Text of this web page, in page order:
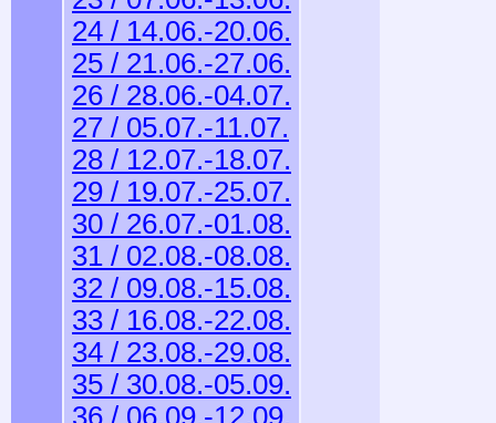
24 / 14.06.-20.06.
25 / 21.06.-27.06.
26 / 28.06.-04.07.
27 / 05.07.-11.07.
28 / 12.07.-18.07.
29 / 19.07.-25.07.
30 / 26.07.-01.08.
31 / 02.08.-08.08.
32 / 09.08.-15.08.
33 / 16.08.-22.08.
34 / 23.08.-29.08.
35 / 30.08.-05.09.
36 / 06.09.-12.09.